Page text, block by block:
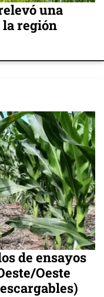
una
la región
de ensayos
Oeste